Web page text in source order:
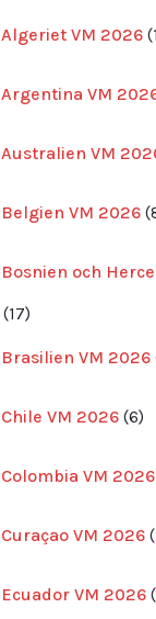
Algeriet VM 2026
Argentina VM
Australien VM
Belgien VM 2026
Bosnien och
1717
Brasilien VM 2026
Chile VM 2026 6
Colombia VM 2026
Curaçao VM 2026
Ecuador VM 2026